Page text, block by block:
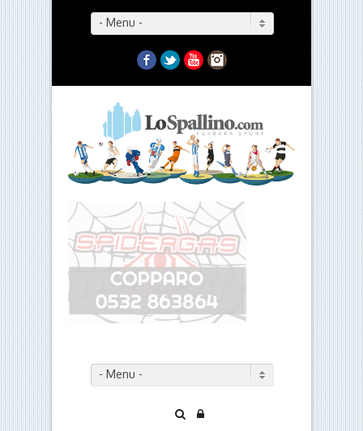
- Menu -
Facebook
TwitterYouTubeInstagram
- Menu -